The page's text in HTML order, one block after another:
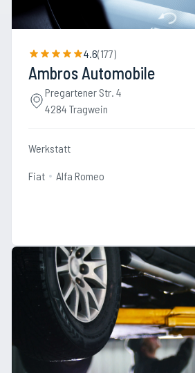
4.6(177)
Ambros Automobile
Pregartener Str. 4
4284 Tragwein
Werkstatt
Fiat Alfa Romeo